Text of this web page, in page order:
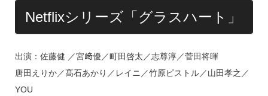
Netflixシリーズ「グラスハート」
出演：佐藤健 ／宮﨑優／町田啓太／志尊淳／菅田将暉
唐田えりか／髙石あかり／レイニ／竹原ピストル／山田孝之／
YOU